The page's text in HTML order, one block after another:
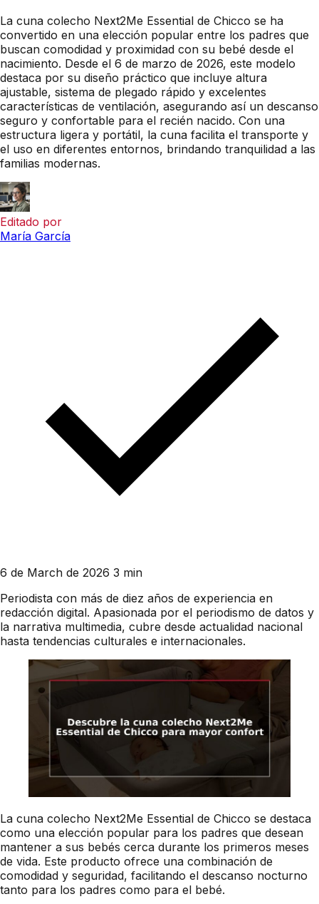
La cuna colecho Next2Me Essential de Chicco se ha
convertido en una elección popular entre los padres que
buscan comodidad y proximidad con su bebé desde el
nacimiento. Desde el 6 de marzo de 2026, este modelo
destaca por su diseño práctico que incluye altura
ajustable, sistema de plegado rápido y excelentes
características de ventilación, asegurando así un descanso
seguro y confortable para el recién nacido. Con una
estructura ligera y portátil, la cuna facilita el transporte y
el uso en diferentes entornos, brindando tranquilidad a las
familias modernas.
Editado por
María García
6 de March de 2026 3 min
Periodista con más de diez años de experiencia en
redacción digital. Apasionada por el periodismo de datos y
la narrativa multimedia, cubre desde actualidad nacional
hasta tendencias culturales e internacionales.
La cuna colecho Next2Me Essential de Chicco se destaca
como una elección popular para los padres que desean
mantener a sus bebés cerca durante los primeros meses
de vida. Este producto ofrece una combinación de
comodidad y seguridad, facilitando el descanso nocturno
tanto para los padres como para el bebé.